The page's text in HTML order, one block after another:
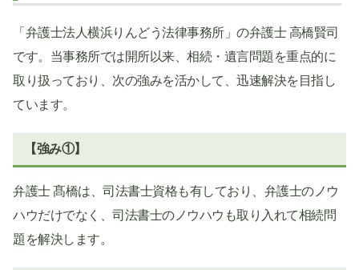
「弁護士法人横浜りんどう法律事務所」の弁護士 高橋賢司
です。当事務所では開所以来、相続・遺言問題を重点的に
取り扱っており、次の強みを活かして、迅速解決を目指し
ています。
【強み①】
弁護士 髙橋は、司法書士資格も有しており、弁護士のノウ
ハウだけでなく、司法書士のノウハウも取り入れて相続問
題を解決します。